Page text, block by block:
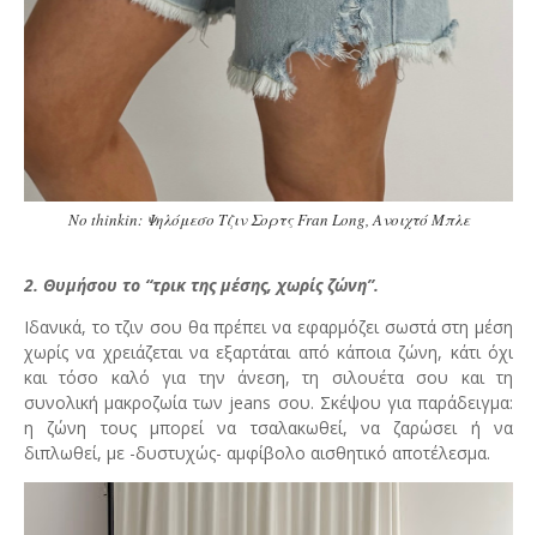
No thinkin: Ψηλόμεσο Τζιν Σορτς Fran Long, Ανοιχτό Μπλε
2. Θυμήσου το “τρικ της μέσης, χωρίς ζώνη”.
Ιδανικά, το τζιν σου θα πρέπει να εφαρμόζει σωστά στη μέση
χωρίς να χρειάζεται να εξαρτάται από κάποια ζώνη, κάτι όχι
και τόσο καλό για την άνεση, τη σιλουέτα σου και τη
συνολική μακροζωία των jeans σου. Σκέψου για παράδειγμα:
η ζώνη τους μπορεί να τσαλακωθεί, να ζαρώσει ή να
διπλωθεί, με -δυστυχώς- αμφίβολο αισθητικό αποτέλεσμα.